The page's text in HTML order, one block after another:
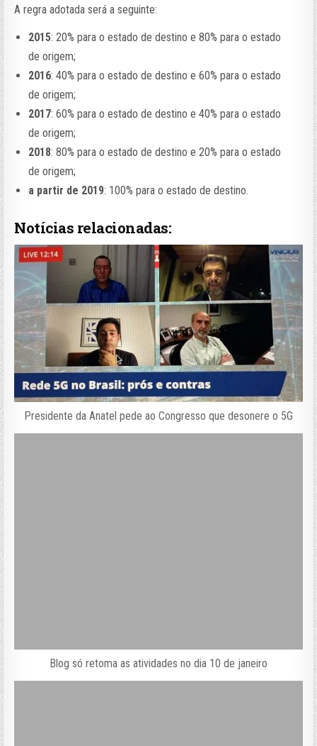
A regra adotada será a seguinte:
2015: 20% para o estado de destino e 80% para o estado
de origem;
2016: 40% para o estado de destino e 60% para o estado
de origem;
2017: 60% para o estado de destino e 40% para o estado
de origem;
2018: 80% para o estado de destino e 20% para o estado
de origem;
a partir de 2019: 100% para o estado de destino.
Notícias relacionadas:
Presidente da Anatel pede ao Congresso que desonere o 5G
Blog só retoma as atividades no dia 10 de janeiro